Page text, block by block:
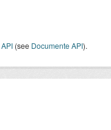
API (see Documente API).